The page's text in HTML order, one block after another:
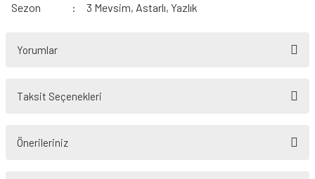
Sezon : 3 Mevsim, Astarlı, Yazlık
Yorumlar
Taksit Seçenekleri
Önerileriniz